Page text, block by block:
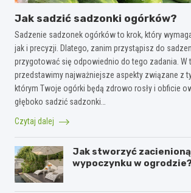
Jak sadzić sadzonki ogórków?
Sadzenie sadzonek ogórków to krok, który
jak i precyzji. Dlatego, zanim przystąpisz do
przygotować się odpowiednio do tego zadania. W
przedstawimy najważniejsze aspekty związane z
którym Twoje ogórki będą zdrowo rosły i obficie
głęboko sadzić sadzonki…
Czytaj dalej
Jak stworzyć
wypoczynku w